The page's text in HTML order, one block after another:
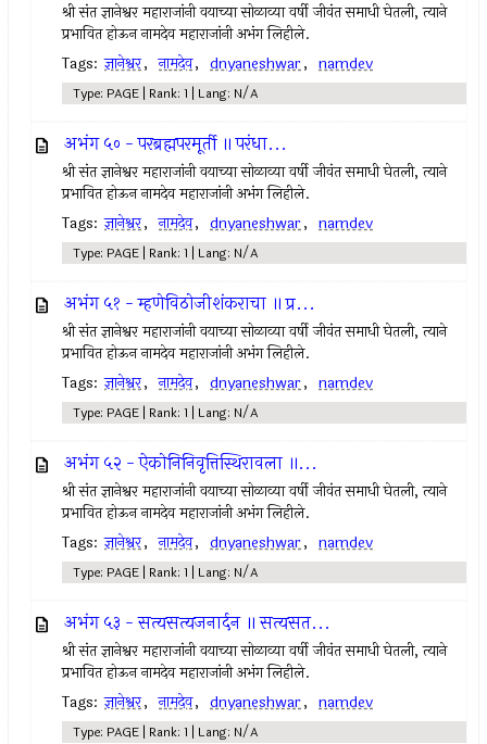
श्री संत ज्ञानेश्वर महाराजांनी वयाच्या सोळाव्या वर्षी जीवंत समाधी घेतली, त्याने
प्रभावित होऊन नामदेव महाराजांनी अभंग लिहीले.
Tags: ज्ञानेश्वर, नामदेव, dnyaneshwar, namdev
Type: PAGE | Rank: 1 | Lang: N/A
अभंग ५० - परब्रह्मपरमूर्ती ॥ परंधा...
श्री संत ज्ञानेश्वर महाराजांनी वयाच्या सोळाव्या वर्षी जीवंत समाधी घेतली, त्याने
प्रभावित होऊन नामदेव महाराजांनी अभंग लिहीले.
Tags: ज्ञानेश्वर, नामदेव, dnyaneshwar, namdev
Type: PAGE | Rank: 1 | Lang: N/A
अभंग ५१ - म्हणेविठोजीशंकराचा ॥ प्र...
श्री संत ज्ञानेश्वर महाराजांनी वयाच्या सोळाव्या वर्षी जीवंत समाधी घेतली, त्याने
प्रभावित होऊन नामदेव महाराजांनी अभंग लिहीले.
Tags: ज्ञानेश्वर, नामदेव, dnyaneshwar, namdev
Type: PAGE | Rank: 1 | Lang: N/A
अभंग ५२ - ऐकोनिनिवृत्तिस्थिरावला ॥...
श्री संत ज्ञानेश्वर महाराजांनी वयाच्या सोळाव्या वर्षी जीवंत समाधी घेतली, त्याने
प्रभावित होऊन नामदेव महाराजांनी अभंग लिहीले.
Tags: ज्ञानेश्वर, नामदेव, dnyaneshwar, namdev
Type: PAGE | Rank: 1 | Lang: N/A
अभंग ५३ - सत्यसत्यजनार्दन ॥ सत्यसत...
श्री संत ज्ञानेश्वर महाराजांनी वयाच्या सोळाव्या वर्षी जीवंत समाधी घेतली, त्याने
प्रभावित होऊन नामदेव महाराजांनी अभंग लिहीले.
Tags: ज्ञानेश्वर, नामदेव, dnyaneshwar, namdev
Type: PAGE | Rank: 1 | Lang: N/A